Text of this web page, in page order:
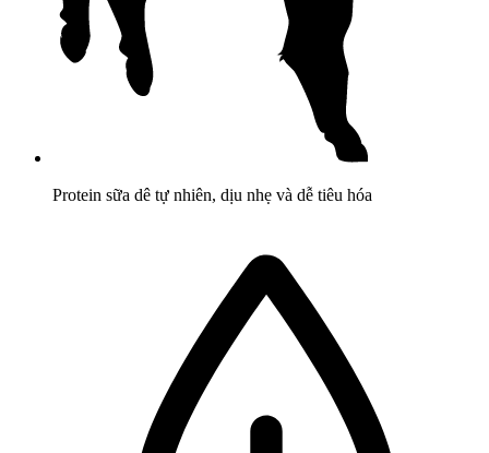
Protein sữa dê tự nhiên, dịu nhẹ và dễ tiêu hóa